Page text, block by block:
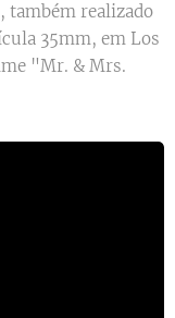
realizado
35mm, em Los
"Mr. & Mrs.